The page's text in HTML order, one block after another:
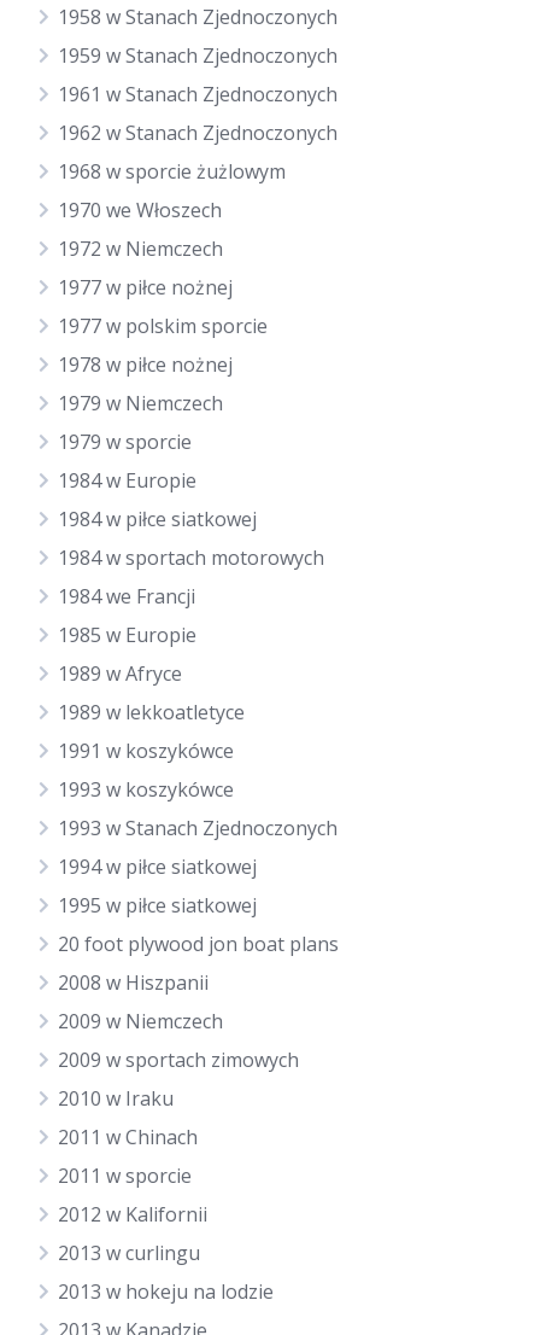
1958 w Stanach Zjednoczonych
1959 w Stanach Zjednoczonych
1961 w Stanach Zjednoczonych
1962 w Stanach Zjednoczonych
1968 w sporcie żużlowym
1970 we Włoszech
1972 w Niemczech
1977 w piłce nożnej
1977 w polskim sporcie
1978 w piłce nożnej
1979 w Niemczech
1979 w sporcie
1984 w Europie
1984 w piłce siatkowej
1984 w sportach motorowych
1984 we Francji
1985 w Europie
1989 w Afryce
1989 w lekkoatletyce
1991 w koszykówce
1993 w koszykówce
1993 w Stanach Zjednoczonych
1994 w piłce siatkowej
1995 w piłce siatkowej
20 foot plywood jon boat plans
2008 w Hiszpanii
2009 w Niemczech
2009 w sportach zimowych
2010 w Iraku
2011 w Chinach
2011 w sporcie
2012 w Kalifornii
2013 w curlingu
2013 w hokeju na lodzie